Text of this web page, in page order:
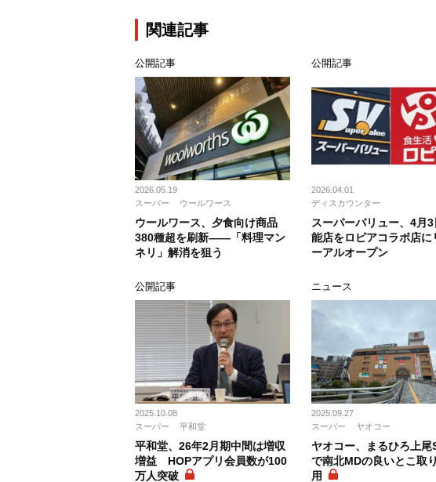
関連記事
公開記事
2026.05.19
スーパー
ウールワース
ウールワース、夕食向け商品
380種超を刷新――「料理マン
ネリ」解消を狙う
公開記事
2026.04.01
ディスカウンター
スーパーバリュー、4月
能店をロピアコラボ店に
ーアルオープン
公開記事
2025.10.08
スーパー
平和堂
平和堂、26年2月期中間は増収
増益 HOPアプリ会員数が100
万人突破
ニュース
2025.09.27
スーパー
ヤオコー
ヤオコー、まるひろ上尾
で南北MDの良いとこ取
用